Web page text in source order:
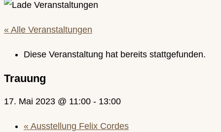
« Alle Veranstaltungen
Diese Veranstaltung hat bereits stattgefunden.
Trauung
17. Mai 2023 @ 11:00 - 13:00
« Ausstellung Felix Cordes